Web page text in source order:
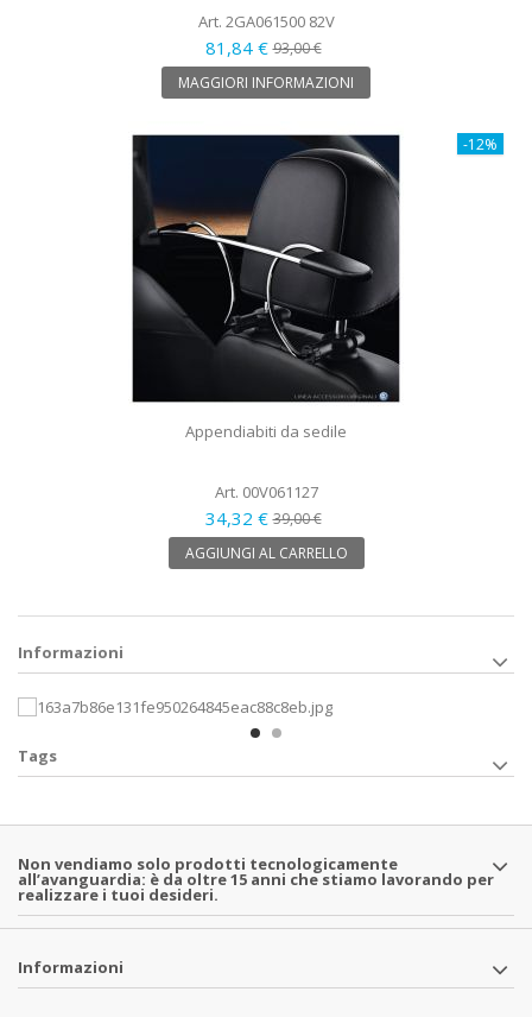
Art. 2GA061500 82V
81,84 €93,00 €
MAGGIORI INFORMAZIONI
-12%
Appendiabiti da sedile
Art. 00V061127
34,32 €39,00 €
AGGIUNGI AL CARRELLO
Informazioni
Tags
Non vendiamo solo prodotti tecnologicamente
all’avanguardia: è da oltre 15 anni che stiamo lavorando per
realizzare i tuoi desideri.
Informazioni